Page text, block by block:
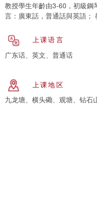
教授學生年齡由3-60，初級
言：廣東話，普通話與英語；
上课语言
广东话、英文、普通话
上课地区
九龙塘、横头磡、观塘、钻石